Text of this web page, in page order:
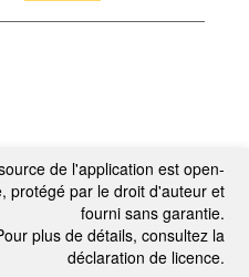
de l'application est open-
protégé par le droit d'auteur et
fourni sans garantie.
plus de détails, consultez la
déclaration de licence.